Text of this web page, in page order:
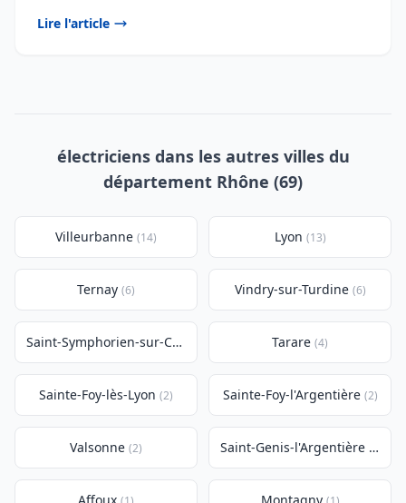
Lire l'article
électriciens dans les autres villes du
département Rhône (69)
Villeurbanne (14) Lyon (13)
Ternay (6) Vindry-sur-Turdine (6)
Saint-Symphorien-sur-Coise Tarare (4)
Sainte-Foy-lès-Lyon (2) Sainte-Foy-l'Argentière (2)
Valsonne (2) Saint-Genis-l'Argentière (2)